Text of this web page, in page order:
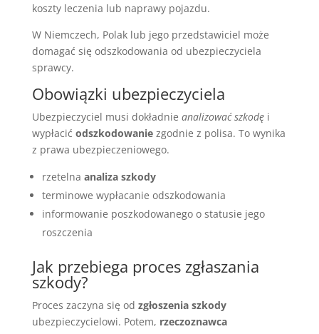
koszty leczenia lub naprawy pojazdu.
W Niemczech, Polak lub jego przedstawiciel może
domagać się odszkodowania od ubezpieczyciela
sprawcy.
Obowiązki ubezpieczyciela
Ubezpieczyciel musi dokładnie analizować szkodęi
wypłacić odszkodowaniezgodnie z polisa. To wynika
z prawa ubezpieczeniowego.
rzetelna analiza szkody
terminowe wypłacanie odszkodowania
informowanie poszkodowanego o statusie jego
roszczenia
Jak przebiega proces zgłaszania
szkody?
Proces zaczyna się od zgłoszenia szkody
ubezpieczycielowi. Potem, rzeczoznawca